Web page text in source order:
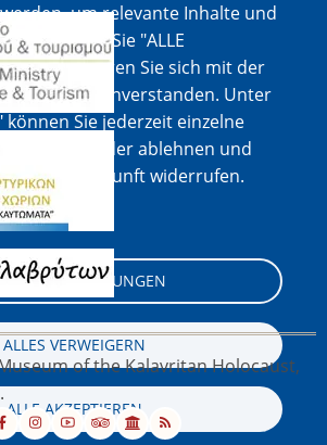
um relevante Inhalte und
Wenn Sie "ALLE
wählen, erklären Sie sich mit der
Cookies einverstanden. Unter
können Sie jederzeit einzelne
akzeptieren oder ablehnen und
für die Zukunft widerrufen.
EINSTELLUNGEN
ALLES VERWEIGERN
ALLE AKZEPTIEREN
of the Kalavritan Holocaust,